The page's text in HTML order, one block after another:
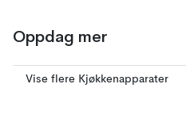
Oppdag mer
Vise flere Kjøkkenapparater